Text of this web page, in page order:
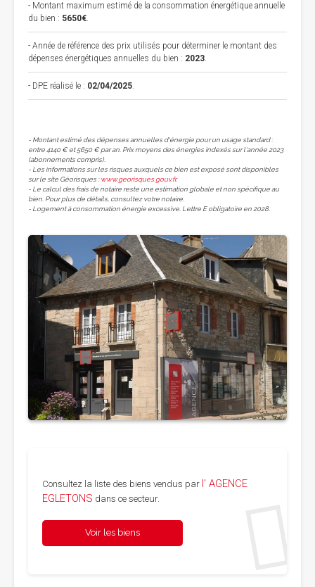
- Montant maximum estimé de la consommation énergétique annuelle
du bien : 5650€.
- Année de référence des prix utilisés pour déterminer le montant des
dépenses énergétiques annuelles du bien : 2023.
- DPE réalisé le : 02/04/2025.
- Montant estimé des dépenses annuelles d'énergie pour un usage standard :
entre 4140 € et 5650 € par an. Prix moyens des énergies indexés sur l'année 2023
(abonnements compris).
- Les informations sur les risques auxquels ce bien est exposé sont disponibles
sur le site Géorisques :www.georisques.gouv.fr.
- Le calcul des frais de notaire reste une estimation globale et non spécifique au
bien. Pour plus de détails, consultez votre notaire.
- Logement à consommation énergie excessive. Lettre E obligatoire en 2028.
Consultez la liste des biens vendus par l' AGENCE
EGLETONS dans ce secteur.
Voir les biens